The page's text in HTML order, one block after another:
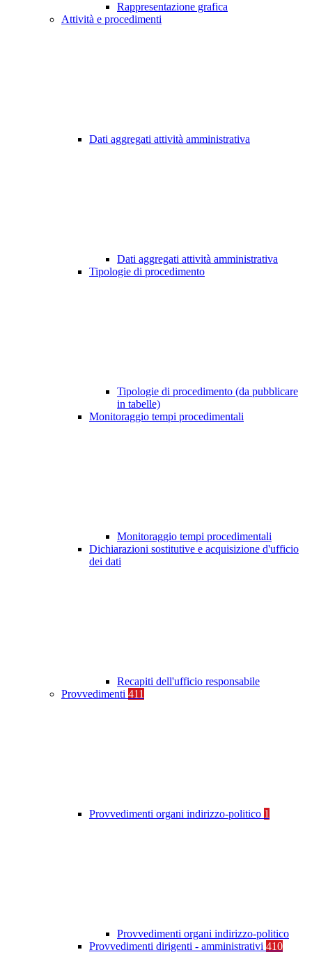
Rappresentazione grafica
Attività e procedimenti
Dati aggregati attività amministrativa
Dati aggregati attività amministrativa
Tipologie di procedimento
Tipologie di procedimento (da pubblicare
in tabelle)
Monitoraggio tempi procedimentali
Monitoraggio tempi procedimentali
Dichiarazioni sostitutive e acquisizione d'ufficio
dei dati
Recapiti dell'ufficio responsabile
Provvedimenti 411
Provvedimenti organi indirizzo-politico 1
Provvedimenti organi indirizzo-politico
Provvedimenti dirigenti - amministrativi 410